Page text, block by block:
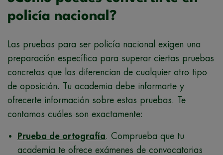
policía nacional?
Las pruebas para ser policía nacional exigen una
preparación específica para superar ciertas pruebas
concretas que las diferencian de cualquier otro tipo
de oposición. Tu academia debe informarte y
ofrecerte información sobre estas pruebas. Te
contamos cuáles son exactamente:
Prueba de ortografía. Comprueba que tu
academia te ofrece exámenes de convocatorias